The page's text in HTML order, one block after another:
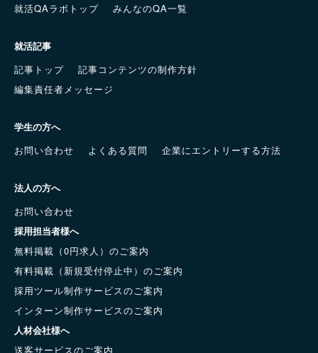
就活QAラボトップ
みんなのQA一覧
就活記事
記事トップ
記事コンテンツの制作方針
編集責任者メッセージ
学生の方へ
お問い合わせ
よくある質問 企業にエントリーする方法
法人の方へ
お問い合わせ
採用担当者様へ
無料掲載（0円求人）のご案内
有料掲載（新規受付停止中）のご案内
採用ツール制作サービスのご案内
インターン制作サービスのご案内
人材会社様へ
送客サービスのご案内